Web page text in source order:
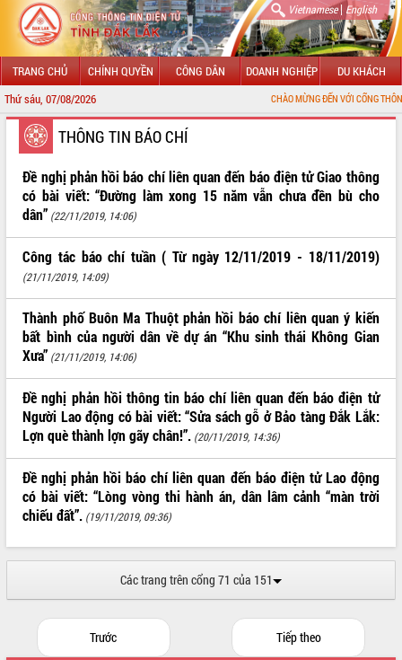
Vietnamese| English
TRANG CHỦ CHÍNH QUYỀN CÔNG DÂN DOANH NGHIỆP DU KHÁCH
Thứ sáu, 07/08/2026 CHÀO MỪNG ĐẾN VỚI CỔNG THÔNG TIN
GIỚI THIỆU
LÃNH ĐẠO UBND TỈNH
TIN TỨC SỰ KIỆN
SỞ, BAN, NGÀNH
UBND CÁC XÃ, PHƯỜNG
THÔNG TIN CHỈ ĐẠO ĐIỀU HÀNH
HỆ THỐNG VĂN BẢN
VĂN BẢN HĐND TỈNH
ĐIỂM TIN VĂN BẢN
QUY HOẠCH - KẾ HOẠCH
THÔNG TIN BÁO CHÍ
Đề nghị phản hồi báo chí liên quan đến báo điện tử Giao thông
có bài viết: “Đường làm xong 15 năm vẫn chưa đền bù cho
dân” (22/11/2019, 14:06)
Công tác báo chí tuần ( Từ ngày 12/11/2019 - 18/11/2019)
(21/11/2019, 14:09)
Thành phố Buôn Ma Thuột phản hồi báo chí liên quan ý kiến
bất bình của người dân về dự án “Khu sinh thái Không Gian
Xưa” (21/11/2019, 14:06)
Đề nghị phản hồi thông tin báo chí liên quan đến báo điện tử
Người Lao động có bài viết: “Sửa sách gỗ ở Bảo tàng Đắk Lắk:
Lợn què thành lợn gãy chân!”. (20/11/2019, 14:36)
Đề nghị phản hồi báo chí liên quan đến báo điện tử Lao động
có bài viết: “Lòng vòng thi hành án, dân lâm cảnh “màn trời
chiếu đất”. (19/11/2019, 09:36)
Các trang trên cổng 71 của 151
Trước Tiếp theo